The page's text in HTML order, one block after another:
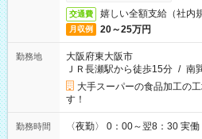
交通費 嬉しい全額支給（社内
月収例 20～25万円
勤務地
大阪府東大阪市
ＪＲ長瀬駅から徒歩15分 / 南
大手スーパーの食品加工の
す！
勤務時間 〈夜勤〉 0：00～翌8：30 実